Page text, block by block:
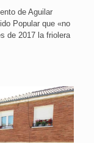
de Aguilar
Popular que «no
de 2017 la friolera